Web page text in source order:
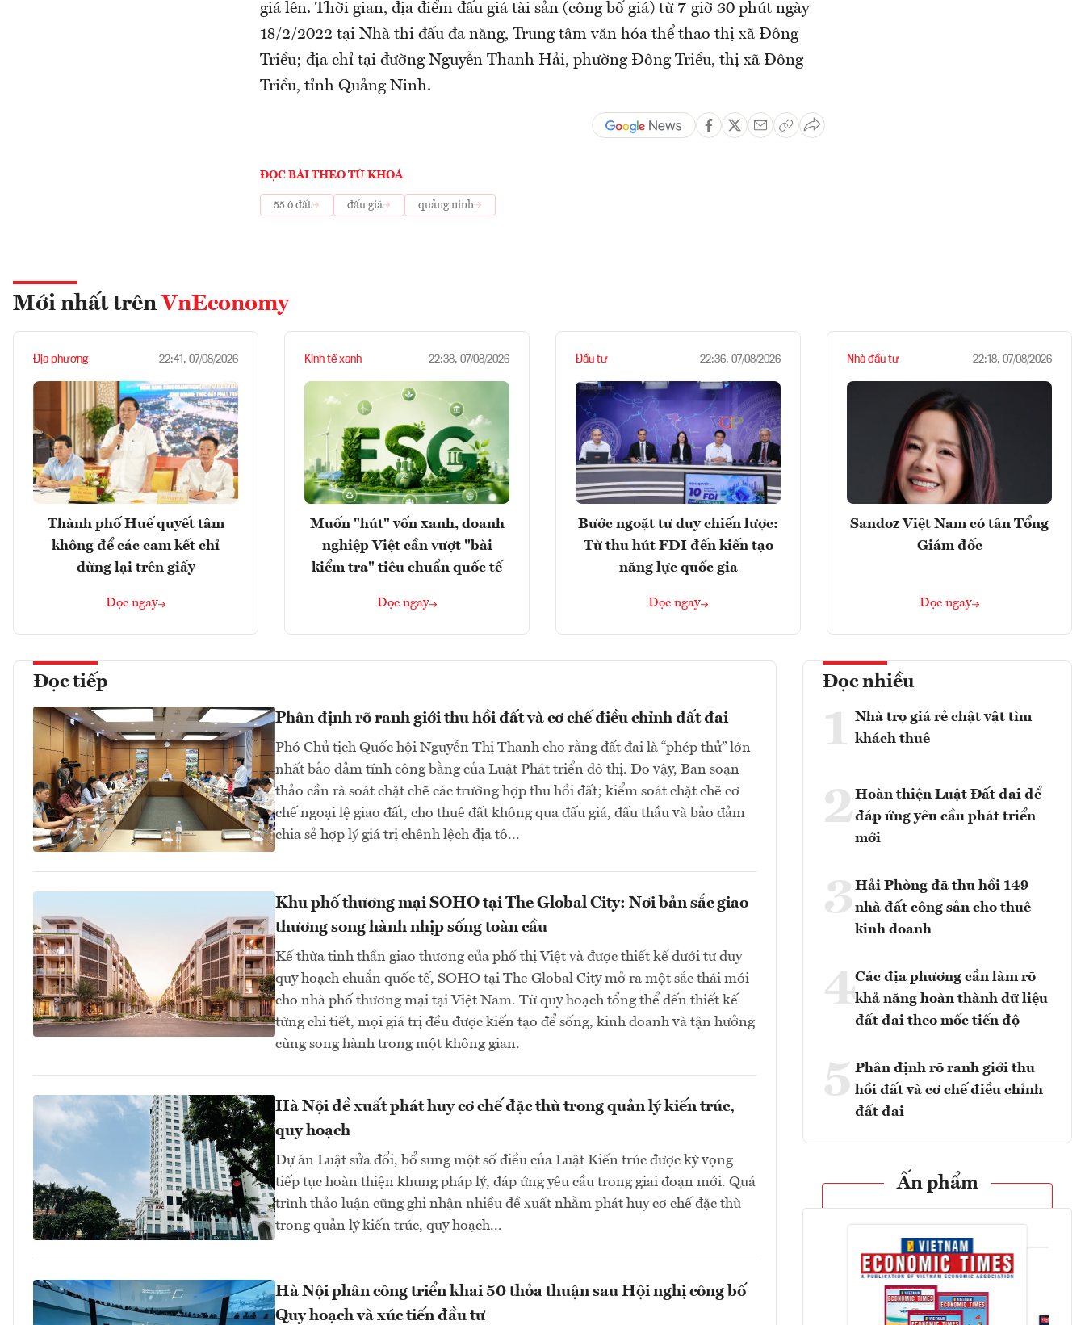
giá lên. Thời gian, địa điểm đấu giá tài sản (công bố giá) từ 7 giờ 30 phút ngày
18/2/2022 tại Nhà thi đấu đa năng, Trung tâm văn hóa thể thao thị xã Đông
Triều; địa chỉ tại đường Nguyễn Thanh Hải, phường Đông Triều, thị xã Đông
Triều, tỉnh Quảng Ninh.
ĐỌC BÀI THEO TỪ KHOÁ
55 ô đất đấu giá quảng ninh
Mới nhất trên VnEconomy
Địa phương 22:41, 07/08/2026
Thành phố Huế quyết tâm
không để các cam kết chỉ
dừng lại trên giấy
Đọc ngay
Kinh tế xanh 22:38, 07/08/2026
Muốn "hút" vốn xanh, doanh
nghiệp Việt cần vượt "bài
kiểm tra" tiêu chuẩn quốc tế
Đọc ngay
Đầu tư 22:36, 07/08/2026
Bước ngoặt tư duy chiến lược:
Từ thu hút FDI đến kiến tạo
năng lực quốc gia
Đọc ngay
Nhà đầu tư 22:18, 07/08/2026
Sandoz Việt Nam có tân Tổng
Giám đốc
Đọc ngay
Đọc tiếp
Phân định rõ ranh giới thu hồi đất và cơ chế điều chỉnh đất đai
Phó Chủ tịch Quốc hội Nguyễn Thị Thanh cho rằng đất đai là “phép thử” lớn
nhất bảo đảm tính công bằng của Luật Phát triển đô thị. Do vậy, Ban soạn
thảo cần rà soát chặt chẽ các trường hợp thu hồi đất; kiểm soát chặt chẽ cơ
chế ngoại lệ giao đất, cho thuê đất không qua đấu giá, đấu thầu và bảo đảm
chia sẻ hợp lý giá trị chênh lệch địa tô...
Khu phố thương mại SOHO tại The Global City: Nơi bản sắc giao
thương song hành nhịp sống toàn cầu
Kế thừa tinh thần giao thương của phố thị Việt và được thiết kế dưới tư duy
quy hoạch chuẩn quốc tế, SOHO tại The Global City mở ra một sắc thái mới
cho nhà phố thương mại tại Việt Nam. Từ quy hoạch tổng thể đến thiết kế
từng chi tiết, mọi giá trị đều được kiến tạo để sống, kinh doanh và tận hưởng
cùng song hành trong một không gian.
Hà Nội đề xuất phát huy cơ chế đặc thù trong quản lý kiến trúc,
quy hoạch
Dự án Luật sửa đổi, bổ sung một số điều của Luật Kiến trúc được kỳ vọng
tiếp tục hoàn thiện khung pháp lý, đáp ứng yêu cầu trong giai đoạn mới. Quá
trình thảo luận cũng ghi nhận nhiều đề xuất nhằm phát huy cơ chế đặc thù
trong quản lý kiến trúc, quy hoạch...
Hà Nội phân công triển khai 50 thỏa thuận sau Hội nghị công bố
Quy hoạch và xúc tiến đầu tư
Đọc nhiều
1 Nhà trọ giá rẻ chật vật tìm
khách thuê
2Hoàn thiện Luật Đất đai để
đáp ứng yêu cầu phát triển
mới
3 Hải Phòng đã thu hồi 149
nhà đất công sản cho thuê
kinh doanh
4Các địa phương cần làm rõ
khả năng hoàn thành dữ liệu
đất đai theo mốc tiến độ
5 Phân định rõ ranh giới thu
hồi đất và cơ chế điều chỉnh
đất đai
Ấn phẩm